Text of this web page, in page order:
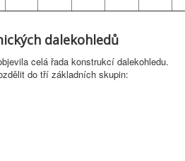
dalekohledů
celá řada konstrukcí dalekohledu.
do tří základních skupin: